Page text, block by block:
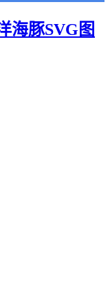
海豚SVG图